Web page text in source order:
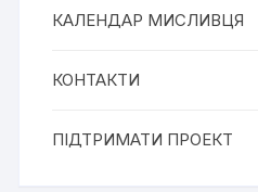
КАЛЕНДАР МИСЛИВЦЯ
КОНТАКТИ
ПІДТРИМАТИ ПРОЕКТ